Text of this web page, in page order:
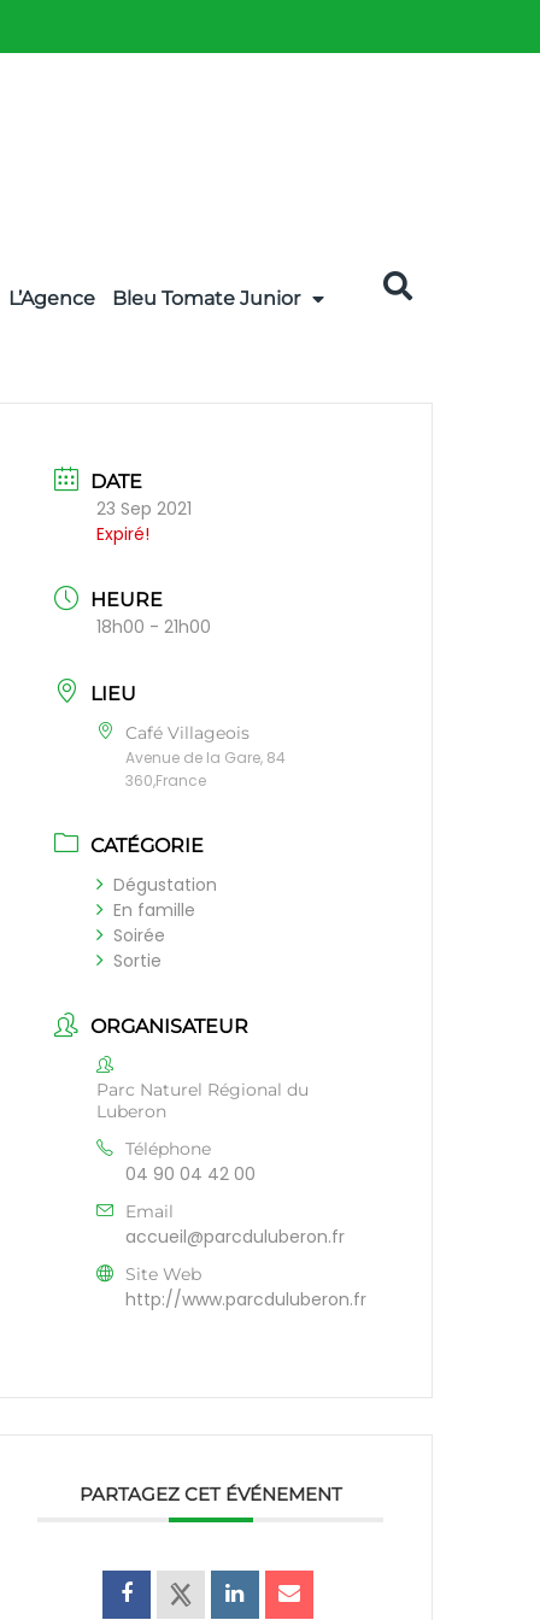
L’Agence Bleu Tomate Junior
DATE
23 Sep 2021
Expiré!
HEURE
18h00 - 21h00
LIEU
Café Villageois
Avenue de la Gare, 84
360,France
CATÉGORIE
Dégustation
En famille
Soirée
Sortie
ORGANISATEUR
Parc Naturel Régional du
Luberon
Téléphone
04 90 04 42 00
Email
accueil@parcduluberon.fr
Site Web
http://www.parcduluberon.fr
PARTAGEZ CET ÉVÉNEMENT